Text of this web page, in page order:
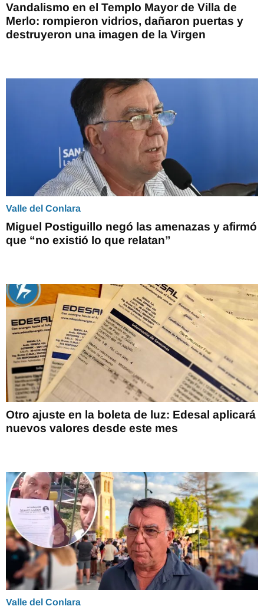
Vandalismo en el Templo Mayor de Villa de
Merlo: rompieron vidrios, dañaron puertas y
destruyeron una imagen de la Virgen
Valle del Conlara
Miguel Postiguillo negó las amenazas y afirmó
que “no existió lo que relatan”
Otro ajuste en la boleta de luz: Edesal aplicará
nuevos valores desde este mes
Valle del Conlara